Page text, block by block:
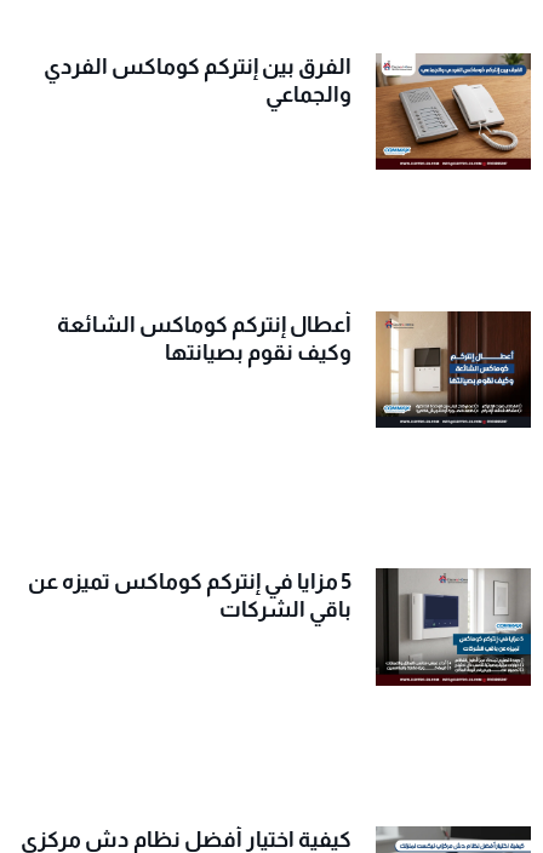
الفرق بين إنتركم كوماكس الفردي
والجماعي
أعطال إنتركم كوماكس الشائعة
وكيف نقوم بصيانتها
5 مزايا في إنتركم كوماكس تميزه عن
باقي الشركات
كيفية اختيار أفضل نظام دش مركزي